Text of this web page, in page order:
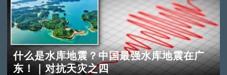
什么是水库地震？中国最强水库地震在广
东！｜对抗天灾之四